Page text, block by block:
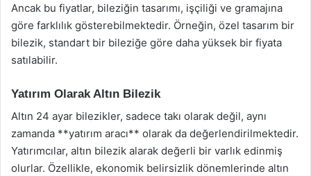
Ancak bu fiyatlar, bileziğin tasarımı, işçiliği ve gramajına
göre farklılık gösterebilmektedir. Örneğin, özel tasarım bir
bilezik, standart bir bileziğe göre daha yüksek bir fiyata
satılabilir.
Yatırım Olarak Altın Bilezik
Altın 24 ayar bilezikler, sadece takı olarak değil, aynı
zamanda **yatırım aracı** olarak da değerlendirilmektedir.
Yatırımcılar, altın bilezik alarak değerli bir varlık edinmiş
olurlar. Özellikle, ekonomik belirsizlik dönemlerinde altın